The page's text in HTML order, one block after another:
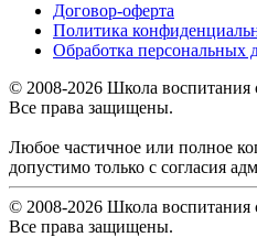
Договор-оферта
Политика
Обработка персональных
© 2008-2026 Школа воспитания
Все права защищены.
Любое частичное или полное
допустимо только с согласия
© 2008-2026 Школа воспитания
Все права защищены.